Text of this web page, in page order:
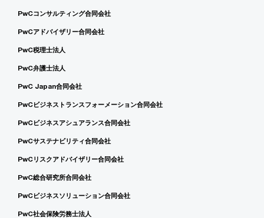
PwCコンサルティング合同会社
PwCアドバイザリー合同会社
PwC税理士法人
PwC弁護士法人
PwC Japan合同会社
PwCビジネストランスフォーメーション合同会社
PwCビジネスアシュアランス合同会社
PwCサステナビリティ合同会社
PwCリスクアドバイザリー合同会社
PwC総合研究所合同会社
PwCビジネスソリューション合同会社
PwC社会保険労務士法人